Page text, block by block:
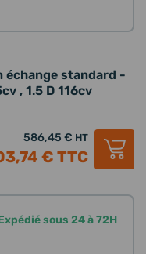
échange standard -
, 1.5 D 116cv
586,45 € HT
€TTC
sous 24 à 72H